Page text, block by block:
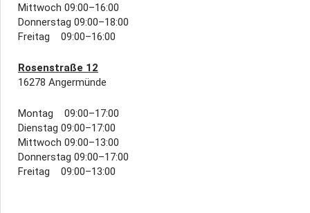
Mittwoch 09:00–16:00
Donnerstag 09:00–18:00
Freitag 09:00–16:00
Rosenstraße 12
16278 Angermünde
Montag 09:00–17:00
Dienstag 09:00–17:00
Mittwoch 09:00–13:00
Donnerstag 09:00–17:00
Freitag 09:00–13:00